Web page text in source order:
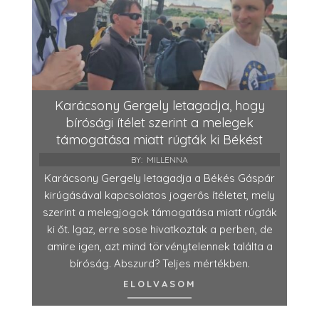
Karácsony Gergely letagadja, hogy
bírósági ítélet szerint a melegek
támogatása miatt rúgták ki Békést
BY: MILLENNA
Karácsony Gergely letagadja a Békés Gáspár
kirúgásával kapcsolatos jogerős ítéletet, mely
szerint a melegjogok támogatása miatt rúgták
ki őt. Igaz, erre sose hivatkoztak a perben, de
amire igen, azt mind törvénytelennek találta a
bíróság. Abszurd? Teljes mértékben.
ELOLVASOM